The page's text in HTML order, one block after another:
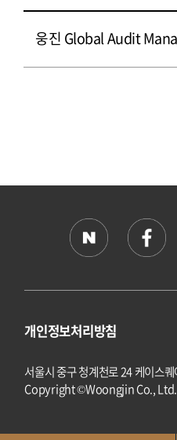
개인정보처리방침
서울시 중구 청계천로 24 케이스
Copyright ©Woongjin Co.,